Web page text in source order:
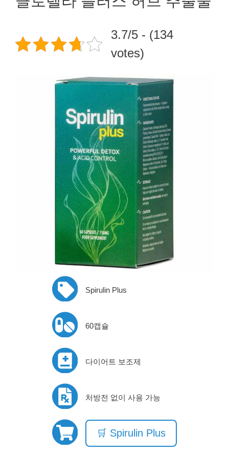
3.7/5 - (134
votes)
Spirulin Plus
60캡슐
다이어트 보조제
처방전 없이 사용 가능
🛒 Spirulin Plus